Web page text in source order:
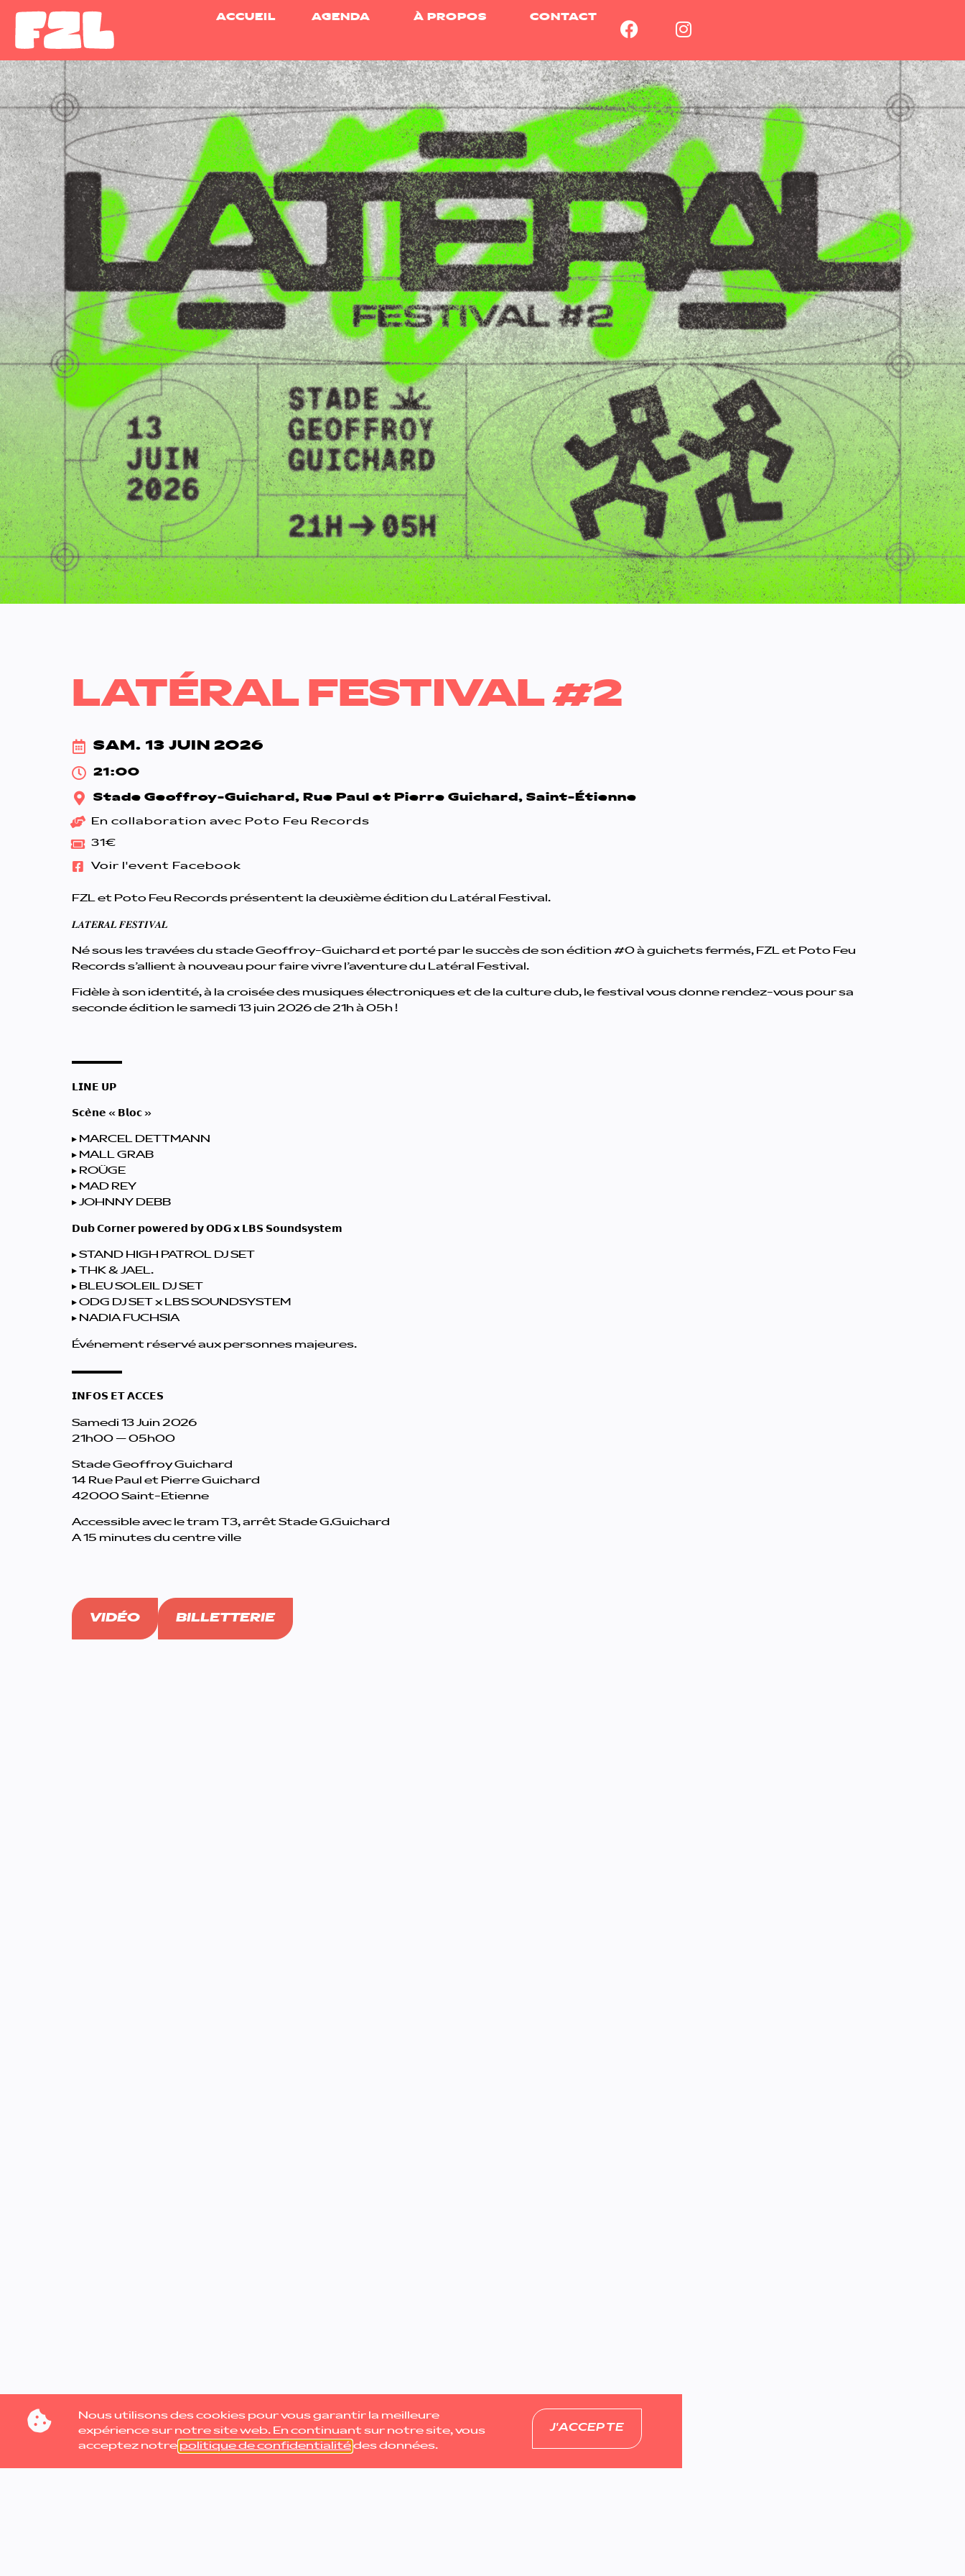
ACCUEIL AGENDA À PROPOS CONTACT
LATÉRAL FESTIVAL #2
SAM. 13 JUIN 2026
21:00
Stade Geoffroy-Guichard, Rue Paul et Pierre Guichard, Saint-Étienne
En collaboration avec Poto Feu Records
31€
Voir l'event Facebook
FZL et Poto Feu Records présentent la deuxième édition du Latéral Festival.
𝑳𝑨𝑻𝑬𝑹𝑨𝑳 𝑭𝑬𝑺𝑻𝑰𝑽𝑨𝑳
Né sous les travées du stade Geoffroy-Guichard et porté par le succès de son édition #0 à guichets fermés, FZL et Poto Feu
Records s’allient à nouveau pour faire vivre l’aventure du Latéral Festival.
Fidèle à son identité, à la croisée des musiques électroniques et de la culture dub, le festival vous donne rendez-vous pour sa
seconde édition le samedi 13 juin 2026 de 21h à 05h !
▬▬▬▬▬
𝗟𝗜𝗡𝗘 𝗨𝗣
𝗦𝗰𝗲̀𝗻𝗲 « 𝗕𝗹𝗼𝗰 »
▸ MARCEL DETTMANN
▸ MALL GRAB
▸ ROÜGE
▸ MAD REY
▸ JOHNNY DEBB
𝗗𝘂𝗯 𝗖𝗼𝗿𝗻𝗲𝗿 𝗽𝗼𝘄𝗲𝗿𝗲𝗱 𝗯𝘆 𝗢𝗗𝗚 𝘅 𝗟𝗕𝗦 𝗦𝗼𝘂𝗻𝗱𝘀𝘆𝘀𝘁𝗲𝗺
▸ STAND HIGH PATROL DJ SET
▸ THK & JAEL.
▸ BLEU SOLEIL DJ SET
▸ ODG DJ SET x LBS SOUNDSYSTEM
▸ NADIA FUCHSIA
Événement réservé aux personnes majeures.
▬▬▬▬▬
𝗜𝗡𝗙𝗢𝗦 𝗘𝗧 𝗔𝗖𝗖𝗘𝗦
Samedi 13 Juin 2026
21h00 – 05h00
Stade Geoffroy Guichard
14 Rue Paul et Pierre Guichard
42000 Saint-Etienne
Accessible avec le tram T3, arrêt Stade G.Guichard
A 15 minutes du centre ville
VIDÉO BILLETTERIE
Nous utilisons des cookies pour vous garantir la meilleure
expérience sur notre site web. En continuant sur notre site, vous
acceptez notre politique de confidentialité des données.
J'ACCEPTE